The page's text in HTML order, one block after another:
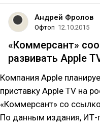
Андрей Фролов
Офтоп 12.10.2015
«Коммерсант»
развивать Apple
Компания Apple
приставку Apple TV на
«Коммерсант» со
По данным издания, ИТ-